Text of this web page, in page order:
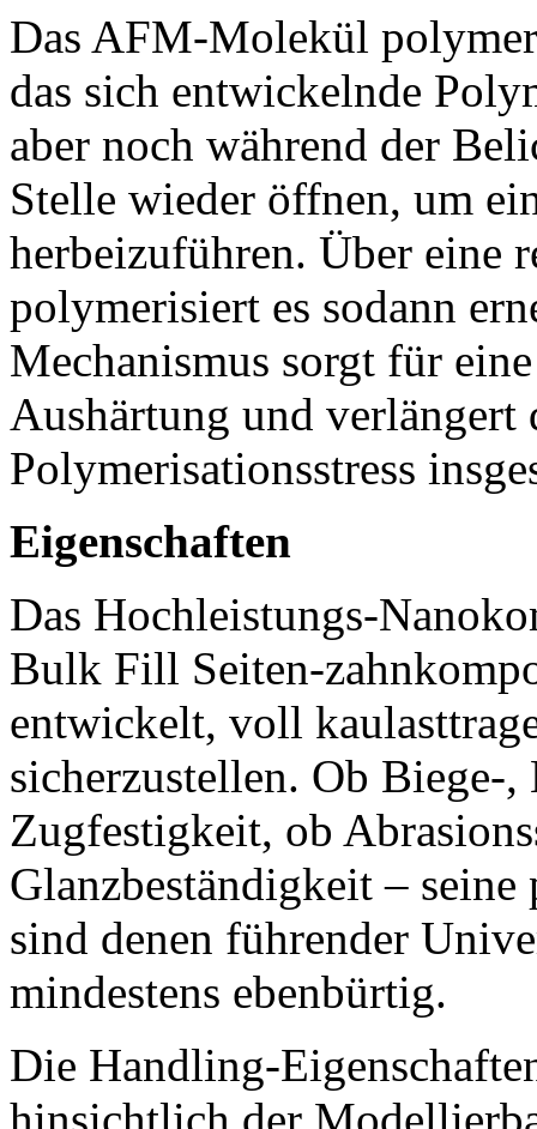
Das AFM-Molekül
das sich entwickelnde
aber noch während der
Stelle wieder öffnen, um
herbeizuführen. Über eine
polymerisiert es sodann
Mechanismus sorgt für
Aushärtung und verlängert
Polymerisationsstress
Eigenschaften
Das Hochleistungs-
Bulk Fill Seiten-
entwickelt, voll
sicherzustellen. Ob Biege-
Zugfestigkeit, ob
Glanzbeständigkeit –
sind denen führender
mindestens ebenbürtig.
Die Handling-
hinsichtlich der